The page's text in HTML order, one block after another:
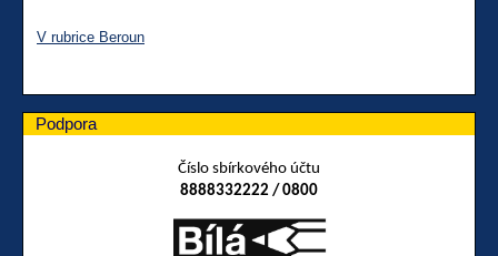
V rubrice Beroun
Podpora
Číslo sbírkového účtu
8888332222 / 0800